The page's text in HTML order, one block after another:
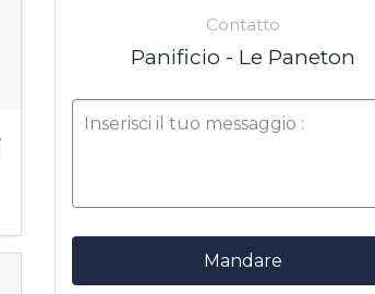
Contatto
Panificio - Le Paneton
Mandare